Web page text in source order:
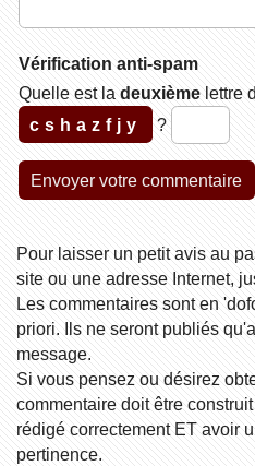
Vérification anti-spam
Quelle est la deuxièmelettre
cshazfjy
?
Pour laisser un petit avis au
site ou une adresse Internet,
Les commentaires sont en
priori. Ils ne seront publiés
message.
Si vous pensez ou désirez
commentaire doit être
rédigé correctement ET avoir
pertinence.